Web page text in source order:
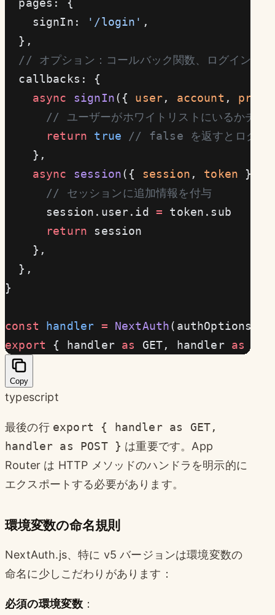
  pages: {
    signIn:
'/login' ,
  },
// オプション：コールバック関数、ログイン後
  callbacks: {
    async
signIn({ user, account ,
// ユーザーがホワイトリストにいるかチェ
      return
true // false を返すとログイ
    },
    async
session({ session , token }) {
      // セッションに追加情報を付与
      session.user.id
= token.sub
      return
session
    },
  },
}
const handler = NextAuth(authOptions)
export { handler as GET, handler as
Copy
typescript
最後の行 export { handler as GET,
handler as POST } は重要です。App
Router は HTTP メソッドのハンドラを明示的に
エクスポートする必要があります。
環境変数の命名規則
NextAuth.js、特に v5 バージョンは環境変数の
命名に少しこだわりがあります：
必須の環境変数 ：